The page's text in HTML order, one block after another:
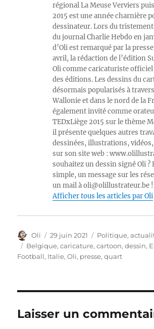
régional La Meuse Verviers
2015 est une année charnière
dessinateur. Lors du
du journal Charlie Hebdo en
d’Oli est remarqué par la
avril, la rédaction de l’édition
Oli comme caricaturiste officiel
des éditions. Les dessins du
désormais popularisés à
Wallonie et dans le nord de la
également invité comme
TEDxLiège 2015 sur le thème
il présente quelques autres
dessinées, illustrations,
sur son site web :
souhaitez un dessin signé Oli ?
simple, un message sur les
un mail à oli@olillustrateur.be !
Afficher tous les articles par Oli
Auteur
Oli
Publié
le
29 juin 2021 Catégories
Politique,
Étiquettes
Belgique,caricature,cartoon,dessin,
Football, Italie,Oli, presse,quart
Laisser un